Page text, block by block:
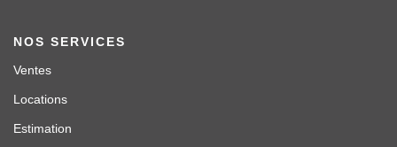
NOS SERVICES
Ventes
Locations
Estimation